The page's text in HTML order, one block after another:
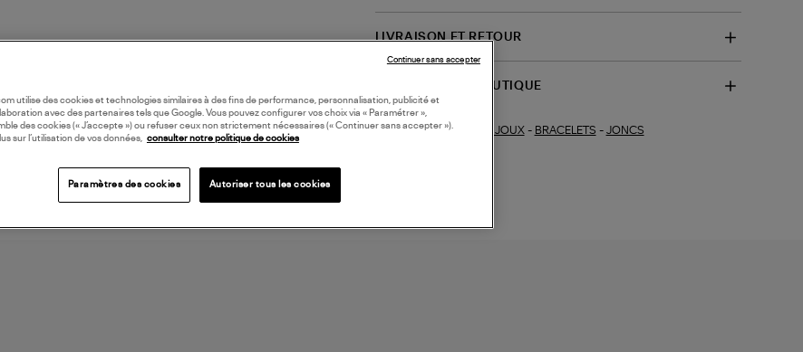
LIVRAISON ET RETOUR
DISPONIBILITÉ BOUTIQUE
Collections similaires : BIJOUX- BRACELETS - JONCS
utilise des cookies et technologies similaires à des fins de performance, personnalisation, publicité et
avec des partenaires tels que Google. Vous pouvez configurer vos choix via « Paramétrer »,
des cookies (« J’accepte ») ou refuser ceux non strictement nécessaires (« Continuer sans accepter »).
sur l’utilisation de vos données, consulter notre politique de cookies
Paramètres des cookies Autoriser tous les cookies
Continuer sans accepter